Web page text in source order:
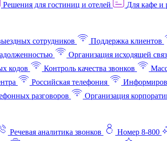
Решения для гостиниц и отелей Для кафе и
сотрудников Поддержка клиентов
Организация исходящей
кодов Контроль качества звонков
Российская телефония
разговоров Организация
Речевая аналитика звонков Номер 8-800